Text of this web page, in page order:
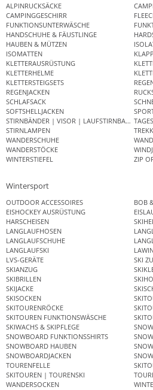
ALPINRUCKSÄCKE
CAMPINGGESCHIRR
FUNKTIONSUNTERWÄSCHE
HANDSCHUHE & FÄUSTLINGE
HAUBEN & MÜTZEN
ISOMATTEN
KLETTERAUSRÜSTUNG
KLETTERHELME
KLETTERSTEIGSETS
REGENJACKEN
SCHLAFSACK
SOFTSHELLJACKEN
STIRNBÄNDER | VISOR | LAUFSTIRNBAND
STIRNLAMPEN
WANDERSCHUHE
WANDERSTÖCKE
WINTERSTIEFEL
ZIP
Wintersport
OUTDOOR ACCESSOIRES
BOB
EISHOCKEY AUSRÜSTUNG
HARSCHEISEN
LANGLAUFHOSEN
LANGLAUFSCHUHE
LANGLAUFSKI
LVS-GERÄTE
SKI
SKIANZUG
SKIBRILLEN
SKIJACKE
SKISOCKEN
SKITOURENRÖCKE
SKITOUREN FUNKTIONSWÄSCHE
SKIWACHS & SKIPFLEGE
SNOWBOARD FUNKTIONSSHIRTS
SNOWBOARD HAUBEN
SNOWBOARDJACKEN
TOURENFELLE
SKITOUREN | TOURENSKI
WANDERSOCKEN